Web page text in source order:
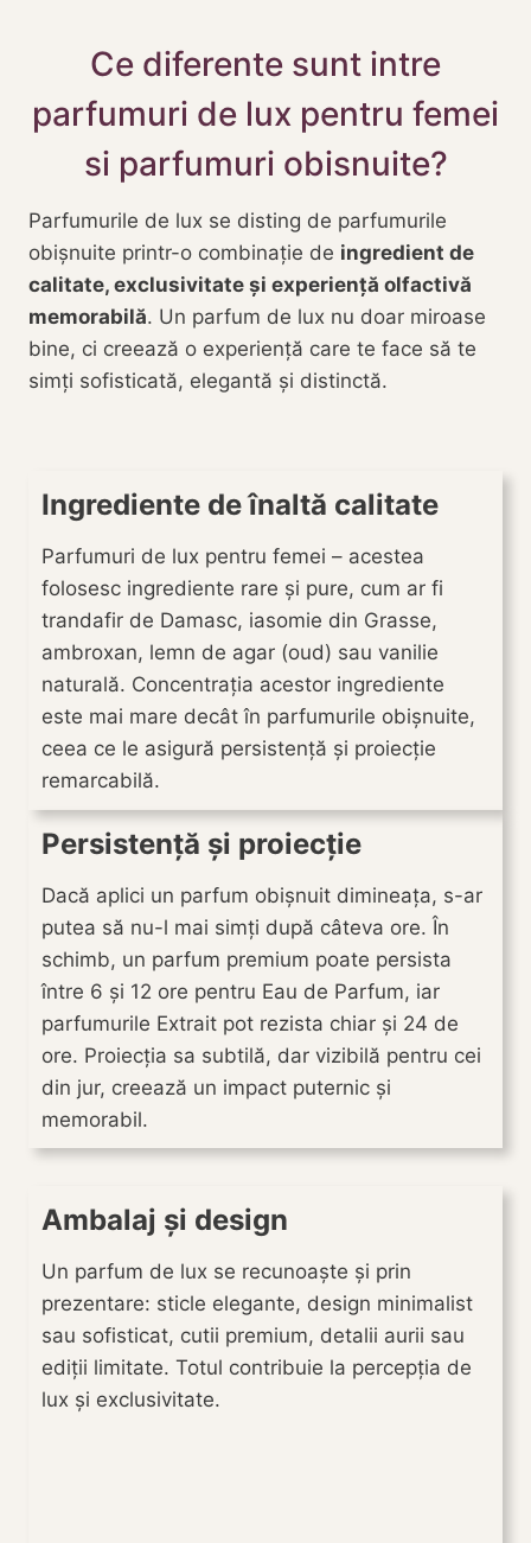
Ce diferente sunt intre
parfumuri de lux pentru femei
si parfumuri obisnuite?
Parfumurile de lux se disting de parfumurile
obișnuite printr-o combinație de ingredient de
calitate, exclusivitate și experiență olfactivă
memorabilă. Un parfum de lux nu doar miroase
bine, ci creează o experiență care te face să te
simți sofisticată, elegantă și distinctă.
Ingrediente de înaltă calitate
Parfumuri de lux pentru femei – acestea
folosesc ingrediente rare și pure, cum ar fi
trandafir de Damasc, iasomie din Grasse,
ambroxan, lemn de agar (oud) sau vanilie
naturală. Concentrația acestor ingrediente
este mai mare decât în parfumurile obișnuite,
ceea ce le asigură persistență și proiecție
remarcabilă.
Persistență și proiecție
Dacă aplici un parfum obișnuit dimineața, s-ar
putea să nu-l mai simți după câteva ore. În
schimb, un parfum premium poate persista
între 6 și 12 ore pentru Eau de Parfum, iar
parfumurile Extrait pot rezista chiar și 24 de
ore. Proiecția sa subtilă, dar vizibilă pentru cei
din jur, creează un impact puternic și
memorabil.
Ambalaj și design
Un parfum de lux se recunoaște și prin
prezentare: sticle elegante, design minimalist
sau sofisticat, cutii premium, detalii aurii sau
ediții limitate. Totul contribuie la percepția de
lux și exclusivitate.